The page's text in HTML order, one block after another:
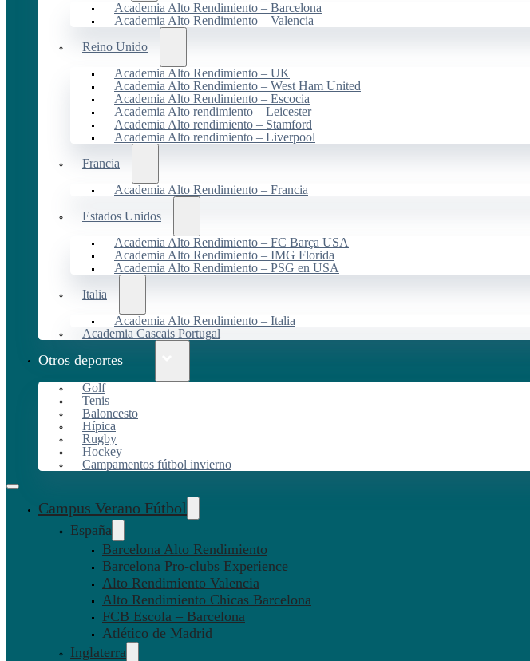
Academia Alto Rendimiento – Barcelona
Academia Alto Rendimiento – Valencia
Reino Unido
Academia Alto Rendimiento – UK
Academia Alto Rendimiento – West Ham United
Academia Alto Rendimiento – Escocia
Academia Alto rendimiento – Leicester
Academia Alto rendimiento – Stamford
Academia Alto rendimiento – Liverpool
Francia
Academia Alto Rendimiento – Francia
Estados Unidos
Academia Alto Rendimiento – FC Barça USA
Academia Alto Rendimiento – IMG Florida
Academia Alto Rendimiento – PSG en USA
Italia
Academia Alto Rendimiento – Italia
Academia Cascais Portugal
Otros deportes
Golf
Tenis
Baloncesto
Hípica
Rugby
Hockey
Campamentos fútbol invierno
Campus Verano Fútbol
España
Barcelona Alto Rendimiento
Barcelona Pro-clubs Experience
Alto Rendimiento Valencia
Alto Rendimiento Chicas Barcelona
FCB Escola – Barcelona
Atlético de Madrid
Inglaterra